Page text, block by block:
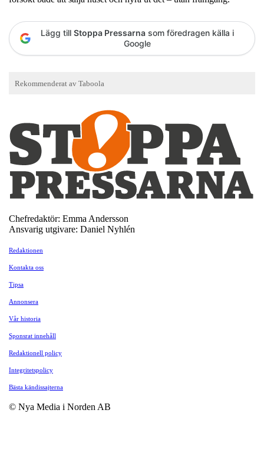
Lägg till Stoppa Pressarna som föredragen källa i
Google
Chefredaktör: Emma Andersson
Ansvarig utgivare: Daniel Nyhlén
Redaktionen
Kontakta oss
Tipsa
Annonsera
Vår historia
Sponsrat innehåll
Redaktionell policy
Integritetspolicy
Bästa kändissajterna
© Nya Media i Norden AB